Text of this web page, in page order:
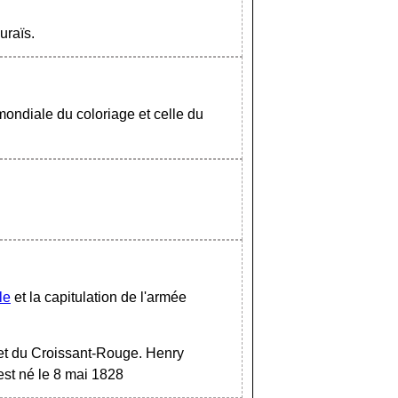
du coloriage et celle du
et la capitulation de l'armée
du Croissant-Rouge. Henry
né le 8 mai 1828